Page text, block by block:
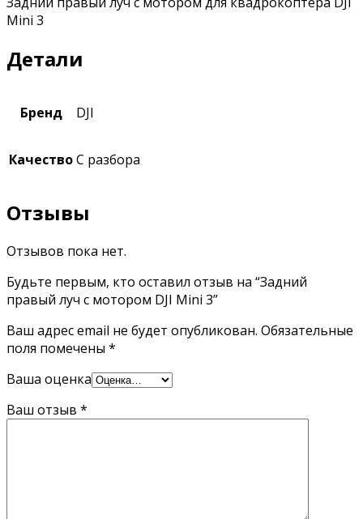
Mini 3
Детали
Бренд DJI
КачествоС разбора
Отзывы
Отзывов пока нет.
Будьте первым, кто оставил отзыв на “Задний
правый луч с мотором DJI Mini 3”
Ваш адрес email не будет опубликован. Обязательные
поля помечены *
Ваша оценка
Ваш отзыв *